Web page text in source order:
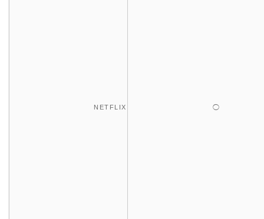
NETFLIX ◯